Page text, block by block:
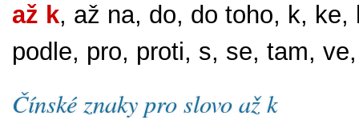
až k, až na, do, do toho, k, ke,
podle, pro, proti, s, se, tam,
Čínské znaky pro slovo až k